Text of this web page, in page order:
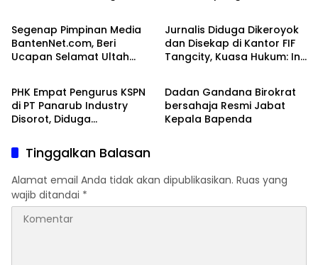
Segenap Pimpinan Media
BantenNet.com, Beri
Ucapan Selamat Ultah
Jurnalis Diduga Dikeroyok
dan Disekap di Kantor FIF
Tangcity, Kuasa Hukum: Ini
Dugaan Pembungkaman
Pers
Peristiwa
PHK Empat Pengurus KSPN
di PT Panarub Industry
Disorot, Diduga
Perlindungan Hak
Berserikat
Banten Raya
Dadan Gandana Birokrat
bersahaja Resmi Jabat
Kepala Bapenda
Tinggalkan Balasan
Alamat email Anda tidak akan dipublikasikan. Ruas yang
wajib ditandai *